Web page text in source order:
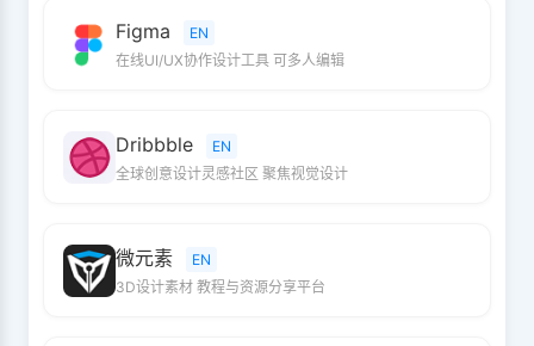
Figma
EN
在线UI/UX协作设计工具 可多人编辑
Dribbble
EN
全球创意设计灵感社区 聚焦视觉设计
微元素
EN
3D设计素材 教程与资源分享平台